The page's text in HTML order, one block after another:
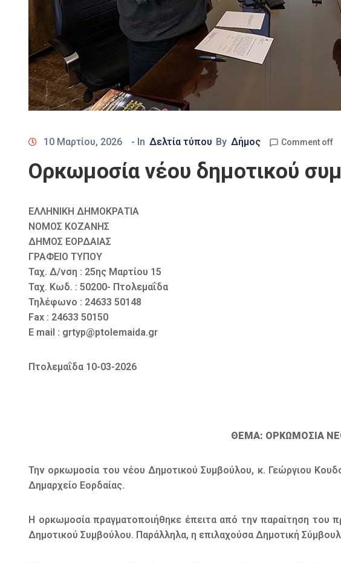
10 Μαρτίου, 2026 - In Δελτία τύπου By Δήμος Comment off
Ορκωμοσία νέου δημοτικού
ΕΛΛΗΝΙΚΗ ΔΗΜΟΚΡΑΤΙΑ
ΝΟΜΟΣ ΚΟΖΑΝΗΣ
ΔΗΜΟΣ ΕΟΡΔΑΙΑΣ
ΓΡΑΦΕΙΟ ΤΥΠΟΥ
Ταχ. Δ/νση : 25ης Μαρτίου 15
Ταχ. Κωδ. : 50200- Πτολεμαΐδα
Τηλέφωνο : 24633 50148
Fax : 24633 50150
E mail : grtyp@ptolemaida.gr
Πτολεμαΐδα 10-03-2026
ΘΕΜΑ: ΟΡΚΩΜΟΣΙΑ
Την ορκωμοσία του νέου Δημοτικού Συμβούλου, κ. Γεώργιου
Δημαρχείο Εορδαίας.
Η ορκωμοσία πραγματοποιήθηκε έπειτα από την παραίτηση
Δημοτικού Συμβούλου. Παράλληλα, η επιλαχούσα Δημοτική